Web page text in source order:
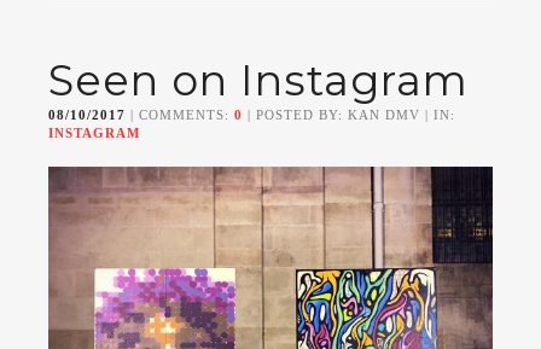
Seen on Instagram
08/10/2017 | COMMENTS: 0 | POSTED BY: KAN DMV | IN:
INSTAGRAM